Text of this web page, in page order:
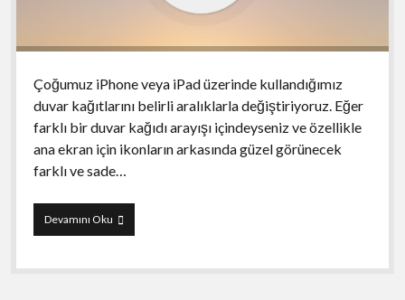
Çoğumuz iPhone veya iPad üzerinde kullandığımız
duvar kağıtlarını belirli aralıklarla değiştiriyoruz. Eğer
farklı bir duvar kağıdı arayışı içindeyseniz ve özellikle
ana ekran için ikonların arkasında güzel görünecek
farklı ve sade…
Devamını OkuBlur